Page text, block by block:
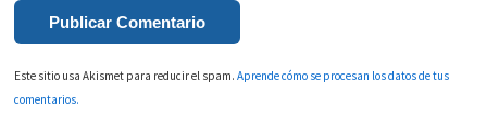
Este sitio usa Akismet para reducir el spam.Aprende cómo se procesan los datos de tus
comentarios.